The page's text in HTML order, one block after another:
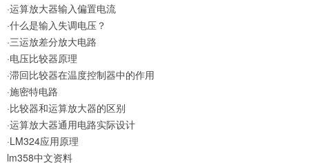
·运算放大器输入偏置电流
·什么是输入失调电压？
·三运放差分放大电路
·电压比较器原理
·滞回比较器在温度控制器中的作用
·施密特电路
·比较器和运算放大器的区别
·运算放大器通用电路实际设计
·LM324应用原理
lm358中文资料